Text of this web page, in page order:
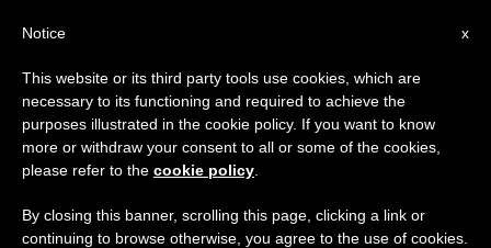
النص الكامل للمقابلة العامة مع
المؤمنين يوم الأربعاء 24 حزيران
2015
x
Notice
This website or its third party tools use cookies, which are
necessary to its functioning and required to achieve the
purposes illustrated in the cookie policy. If you want to know
more or withdraw your consent to all or some of the cookies,
please refer to the cookie policy
By closing this banner, scrolling this page, clicking a link or
continuing to browse otherwise, you agree to the use of cookies.